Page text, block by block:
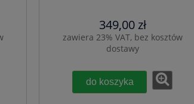
349,00 zł
zawiera 23% VAT, bez kosztów
dostawy
do koszyka